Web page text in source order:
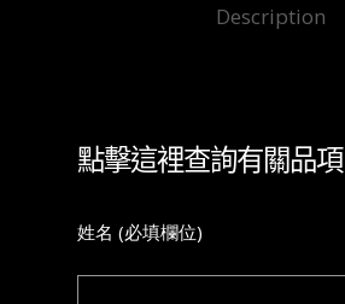
Description
點擊這裡查詢有關品項
姓名 (必填欄位)